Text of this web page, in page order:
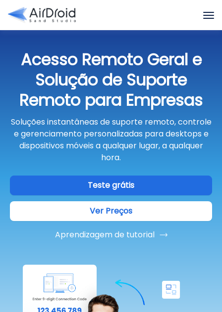
Acesso Remoto Geral e
Solução de Suporte
Remoto para Empresas
Soluções instantâneas de suporte remoto, controle
e gerenciamento personalizadas para desktops e
dispositivos móveis a qualquer lugar, a qualquer
hora.
Teste grátis
Ver Preços
Aprendizagem de tutorial